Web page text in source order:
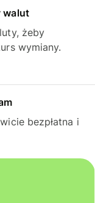
walut
żeby
wymiany.
bezpłatna i